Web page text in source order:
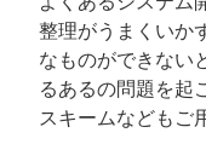
整理がうまくいか
なものができない
るあるの問題を起
スキームなどもご